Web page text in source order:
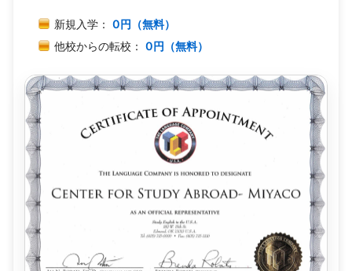
新規入学： 0円（無料）
他校からの転校： 0円（無料）